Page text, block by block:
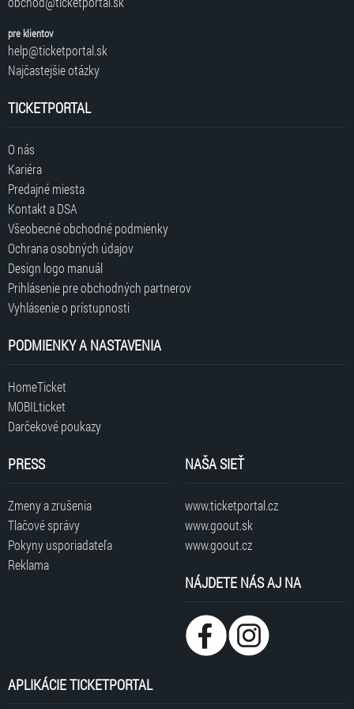
pre klientov
help@ticketportal.sk
Najčastejšie otázky
TICKETPORTAL
O nás
Kariéra
Predajné miesta
Kontakt a DSA
Všeobecné obchodné podmienky
Ochrana osobných údajov
Design logo manuál
Prihlásenie pre obchodných partnerov
Vyhlásenie o prístupnosti
PODMIENKY A NASTAVENIA
HomeTicket
MOBILticket
Darčekové poukazy
PRESS
Zmeny a zrušenia
Tlačové správy
Pokyny usporiadateľa
Reklama
NAŠA SIEŤ
www.ticketportal.cz
www.goout.sk
www.goout.cz
NÁJDETE NÁS AJ NA
APLIKÁCIE TICKETPORTAL